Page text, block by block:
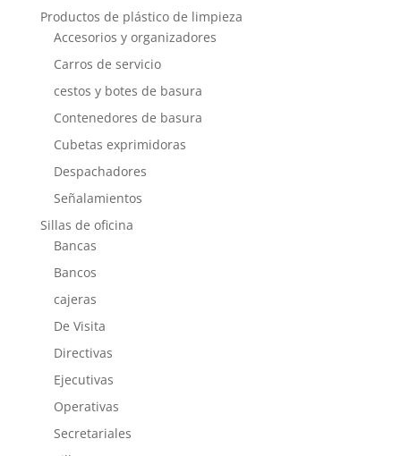
Productos de plástico de limpieza
Accesorios y organizadores
Carros de servicio
cestos y botes de basura
Contenedores de basura
Cubetas exprimidoras
Despachadores
Señalamientos
Sillas de oficina
Bancas
Bancos
cajeras
De Visita
Directivas
Ejecutivas
Operativas
Secretariales